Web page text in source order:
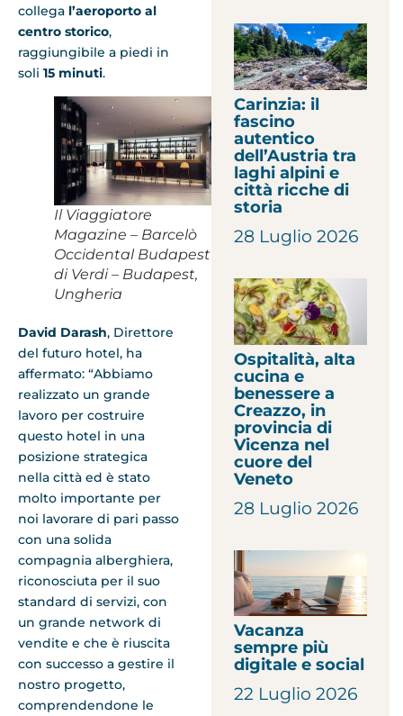
collega l’aeroporto al
centro storico,
raggiungibile a piedi in
soli 15 minuti.
Il Viaggiatore
Magazine – Barcelò
Occidental Budapest
di Verdi – Budapest,
Ungheria
David Darash, Direttore
del futuro hotel, ha
affermato: “Abbiamo
realizzato un grande
lavoro per costruire
questo hotel in una
posizione strategica
nella città ed è stato
molto importante per
noi lavorare di pari passo
con una solida
compagnia alberghiera,
riconosciuta per il suo
standard di servizi, con
un grande network di
vendite e che è riuscita
con successo a gestire il
nostro progetto,
comprendendone le
Carinzia: il
fascino
autentico
dell’Austria tra
laghi alpini e
città ricche di
storia
28 Luglio 2026
Ospitalità, alta
cucina e
benessere a
Creazzo, in
provincia di
Vicenza nel
cuore del
Veneto
28 Luglio 2026
Vacanza
sempre più
digitale e social
22 Luglio 2026